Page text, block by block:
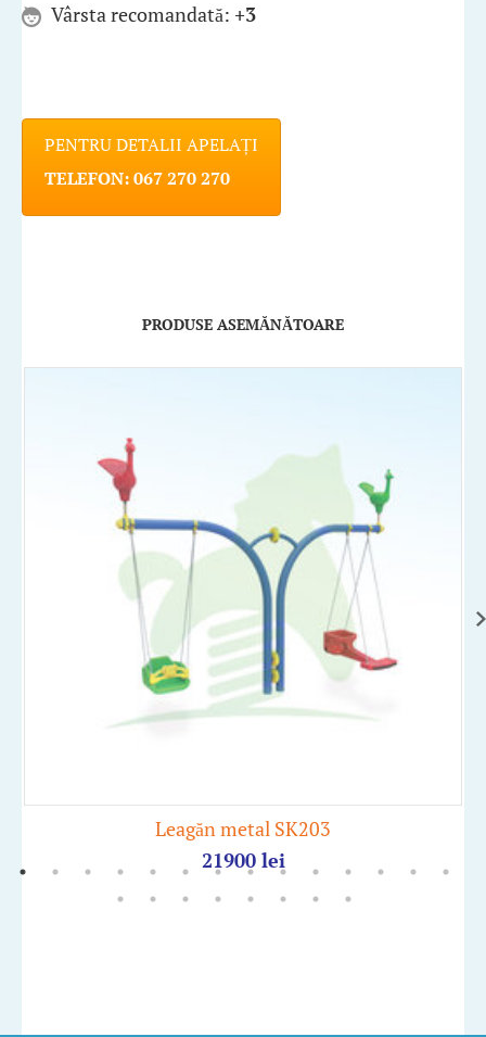
Vârsta recomandată: +3
PENTRU DETALII APELAȚI
TELEFON: 067 270 270
PRODUSE ASEMĂNĂTOARE
Leagăn metal SK203
21900 lei